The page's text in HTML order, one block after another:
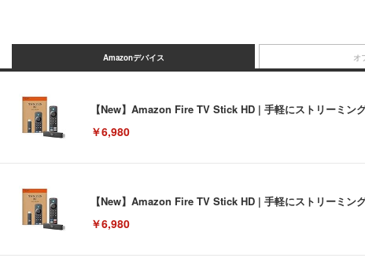
Amazonデバイス
【New】Amazon Fire TV Stick HD | 手軽にストリーミン
￥6,980
【New】Amazon Fire TV Stick HD | 手軽にストリーミン
￥6,980
オ